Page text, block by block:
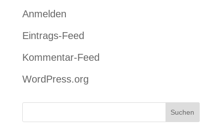
Anmelden
Eintrags-Feed
Kommentar-Feed
WordPress.org